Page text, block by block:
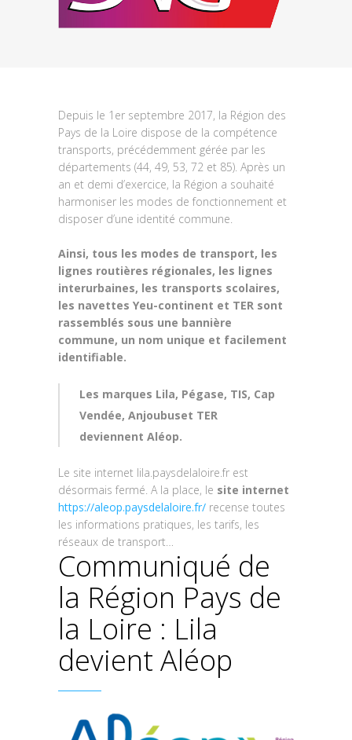
Depuis le 1er septembre 2017, la Région des
Pays de la Loire dispose de la compétence
transports, précédemment gérée par les
départements (44, 49, 53, 72 et 85). Après un
an et demi d’exercice, la Région a souhaité
harmoniser les modes de fonctionnement et
disposer d’une identité commune.
Ainsi, tous les modes de transport, les
lignes routières régionales, les lignes
interurbaines, les transports scolaires,
les navettes Yeu-continent et TER sont
rassemblés sous une bannière
commune, un nom unique et facilement
identifiable.
Les marques Lila, Pégase, TIS, Cap
Vendée, Anjoubuset TER
deviennent Aléop.
Le site internet lila.paysdelaloire.fr est
désormais fermé. A la place, le site internet
https://aleop.paysdelaloire.fr/ recense toutes
les informations pratiques, les tarifs, les
réseaux de transport…
Communiqué de
la Région Pays de
la Loire : Lila
devient Aléop